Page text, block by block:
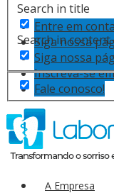
Search in title
Search in content
Entre em
Siga nossa
Siga nossa
Inscreva-se
Fale conosco!
A Empresa